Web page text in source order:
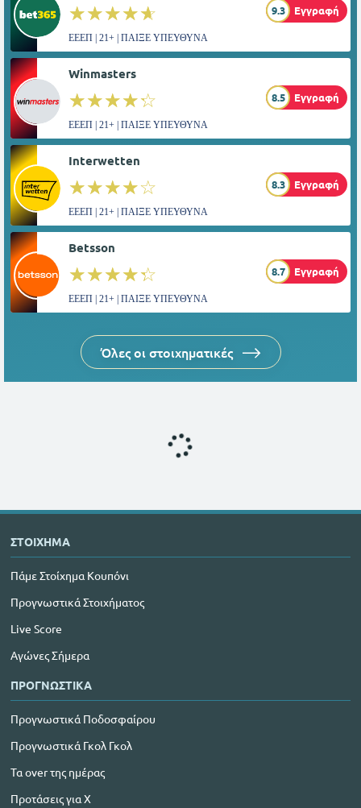
☆☆☆☆☆
★★★★★ 9.3 Εγγραφή
ΕΕΕΠ | 21+ | ΠΑΙΞΕ ΥΠΕΥΘΥΝΑ
Winmasters
☆☆☆☆☆
★★★★★ 8.5 Εγγραφή
ΕΕΕΠ | 21+ | ΠΑΙΞΕ ΥΠΕΥΘΥΝΑ
Interwetten
☆☆☆☆☆
★★★★★ 8.3 Εγγραφή
ΕΕΕΠ | 21+ | ΠΑΙΞΕ ΥΠΕΥΘΥΝΑ
Betsson
☆☆☆☆☆
★★★★★ 8.7 Εγγραφή
ΕΕΕΠ | 21+ | ΠΑΙΞΕ ΥΠΕΥΘΥΝΑ
Όλες οι στοιχηματικές
ΣΤΟΙΧΗΜΑ
Πάμε Στοίχημα Κουπόνι
Προγνωστικά Στοιχήματος
Live Score
Αγώνες Σήμερα
ΠΡΟΓΝΩΣΤΙΚΑ
Προγνωστικά Ποδοσφαίρου
Προγνωστικά Γκολ Γκολ
Τα over της ημέρας
Προτάσεις για Χ